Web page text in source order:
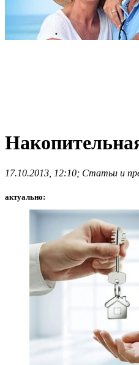
17.10.2013, 12:10; Статьи и
актуально: